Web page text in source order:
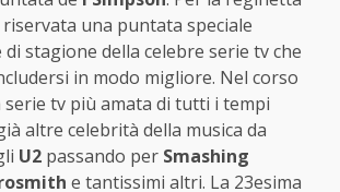
una puntata speciale
stagione della celebre serie tv che
in modo migliore. Nel corso
serie tv più amata di tutti i tempi
altre celebrità della musica da
U2 passando per Smashing
e tantissimi altri. La 23esima